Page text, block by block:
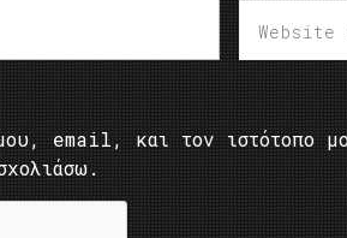
email, και τον ιστότοπο